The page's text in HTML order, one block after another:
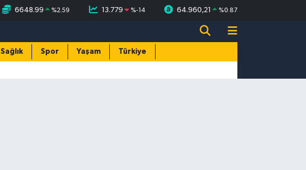
6648.99 %2.59 13.779 %-14 64.960,21 %0.87
Sağlık Spor Yaşam Türkiye